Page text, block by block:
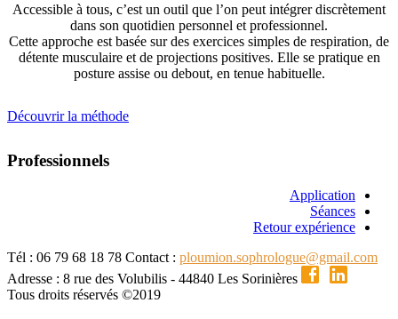
Accessible à tous, c’est un outil que l’on peut intégrer discrètement
dans son quotidien personnel et professionnel.
Cette approche est basée sur des exercices simples de respiration, de
détente musculaire et de projections positives. Elle se pratique en
posture assise ou debout, en tenue habituelle.
Découvrir la méthode
Professionnels
Application
Séances
Retour expérience
Tél : 06 79 68 18 78 Contact : ploumion.sophrologue@gmail.com
Adresse : 8 rue des Volubilis - 44840 Les Sorinières
Tous droits réservés ©2019